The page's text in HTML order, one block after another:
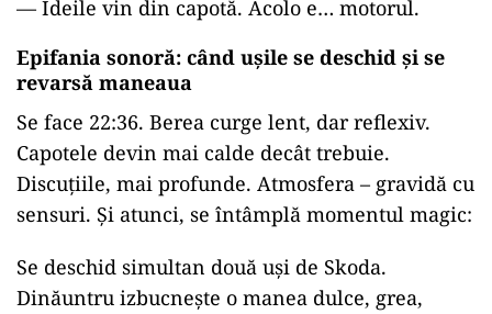
— Ideile vin din capotă. Acolo e… motorul.
Epifania sonoră: când ușile se deschid și se
revarsă maneaua
Se face 22:36. Berea curge lent, dar reflexiv.
Capotele devin mai calde decât trebuie.
Discuțiile, mai profunde. Atmosfera – gravidă cu
sensuri. Și atunci, se întâmplă momentul magic:
Se deschid simultan două uși de Skoda.
Dinăuntru izbucnește o manea dulce, grea,